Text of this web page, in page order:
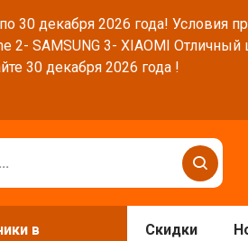
30 декабря 2026 года! Условия
SAMSUNG 3- XIAOMI
30 декабря 2026 года !
в
Скидки